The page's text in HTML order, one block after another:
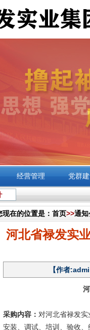
经营管理 党群
现在的位置是： 首页>>通知
河北省禄发实
【作者
采购内容： 对河北省禄发
安装、调试、培训、验收